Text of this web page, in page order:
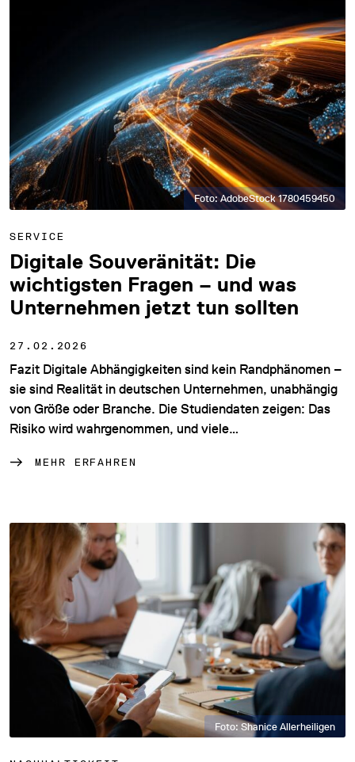
Foto: AdobeStock 1780459450
SERVICE
Digitale Souveränität: Die
wichtigsten Fragen – und was
Unternehmen jetzt tun sollten
27.02.2026
Fazit Digitale Abhängigkeiten sind kein Randphänomen –
sie sind Realität in deutschen Unternehmen, unabhängig
von Größe oder Branche. Die Studiendaten zeigen: Das
Risiko wird wahrgenommen, und viele…
MEHR ERFAHREN
Foto: Shanice Allerheiligen